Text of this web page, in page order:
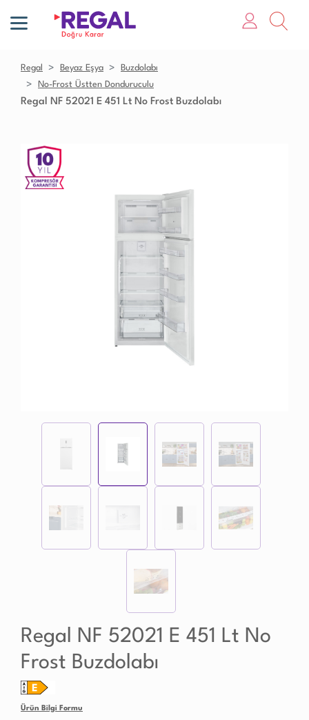
Regal Beyaz Eşya
Buzdolabı
No-Frost Üstten Donduruculu
Regal NF 52021 E 451 Lt No Frost Buzdolabı
Regal NF 52021 E 451 Lt No
Frost Buzdolabı
Ürün Bilgi Formu